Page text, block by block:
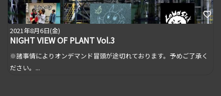
2021年8月6日(金)
NIGHT VIEW OF PLANT Vol.3
※諸事情によりオンデマンド冒頭が途切れております。予めご了承く
ださい。...